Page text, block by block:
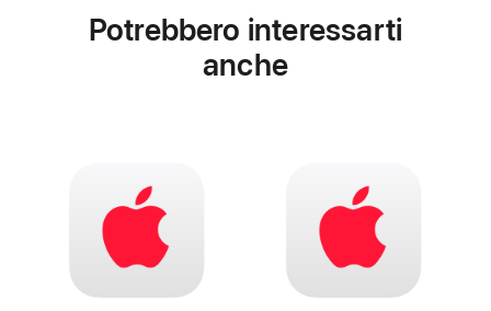
Potrebbero interessarti
anche